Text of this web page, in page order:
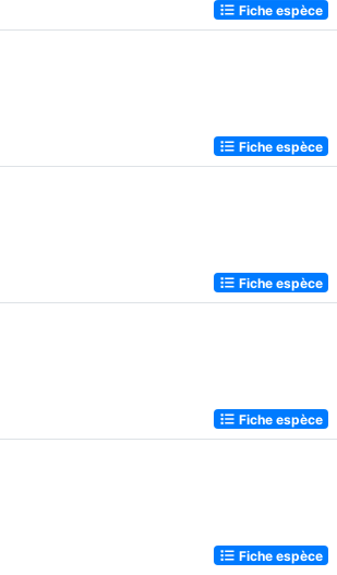
Fiche espèce
Fiche espèce
Fiche espèce
Fiche espèce
Fiche espèce